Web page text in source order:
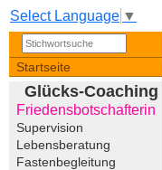
Select Language ▼
Startseite
Glücks-Coaching
Friedensbotschafterin
Supervision
Lebensberatung
Fastenbegleitung